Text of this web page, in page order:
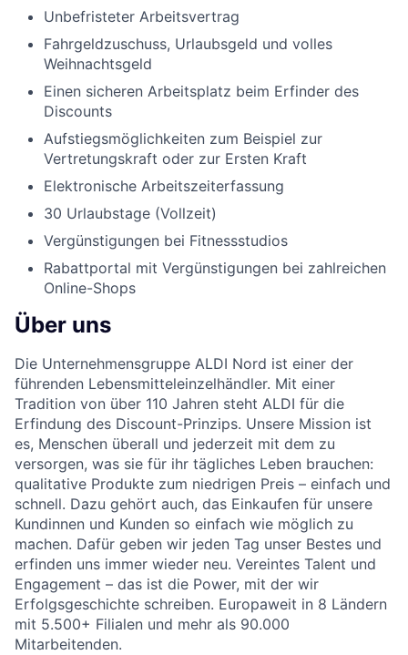
Unbefristeter Arbeitsvertrag
Fahrgeldzuschuss, Urlaubsgeld und volles
Weihnachtsgeld
Einen sicheren Arbeitsplatz beim Erfinder des
Discounts
Aufstiegsmöglichkeiten zum Beispiel zur
Vertretungskraft oder zur Ersten Kraft
Elektronische Arbeitszeiterfassung
30 Urlaubstage (Vollzeit)
Vergünstigungen bei Fitnessstudios
Rabattportal mit Vergünstigungen bei zahlreichen
Online-Shops
Über uns
Die Unternehmensgruppe ALDI Nord ist einer der
führenden Lebensmitteleinzelhändler. Mit einer
Tradition von über 110 Jahren steht ALDI für die
Erfindung des Discount-Prinzips. Unsere Mission ist
es, Menschen überall und jederzeit mit dem zu
versorgen, was sie für ihr tägliches Leben brauchen:
qualitative Produkte zum niedrigen Preis – einfach und
schnell. Dazu gehört auch, das Einkaufen für unsere
Kundinnen und Kunden so einfach wie möglich zu
machen. Dafür geben wir jeden Tag unser Bestes und
erfinden uns immer wieder neu. Vereintes Talent und
Engagement – das ist die Power, mit der wir
Erfolgsgeschichte schreiben. Europaweit in 8 Ländern
mit 5.500+ Filialen und mehr als 90.000
Mitarbeitenden.